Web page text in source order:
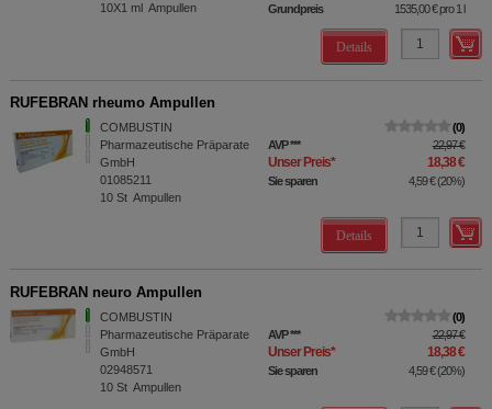
10X1 ml Ampullen
Grundpreis
1535,00 €pro 1 l
Details
RUFEBRAN rheumo Ampullen
COMBUSTIN
Pharmazeutische Präparate
GmbH
01085211
10 St Ampullen
0
AVP*** 22,97 €
Unser Preis* 18,38 €
Sie sparen 4,59 €(20%)
Details
RUFEBRAN neuro Ampullen
COMBUSTIN
Pharmazeutische Präparate
GmbH
02948571
10 St Ampullen
0
AVP*** 22,97 €
Unser Preis* 18,38 €
Sie sparen 4,59 €(20%)